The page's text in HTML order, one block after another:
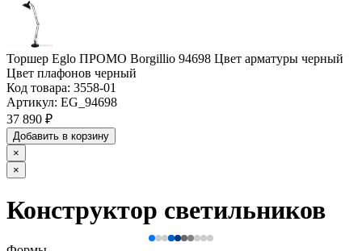
Торшер Eglo ПРОМО Borgillio 94698 Цвет арматуры черный
Цвет плафонов черный
Код товара: 3558-01
Артикул: EG_94698
37 890 ₽
Добавить в корзину
×
×
Конструктор светильников